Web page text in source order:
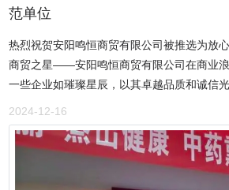
范单位
热烈祝贺安阳鸣恒商贸有限公司被推选为放
商贸之星——安阳鸣恒商贸有限公司在商业
一些企业如璀璨星辰，以其卓越品质和诚信
域熠熠生辉的明星企业，以其出类拔萃的卓
信光辉，傲然挺立于商贸之林，引领行业风
不移的信赖标杆。安阳鸣恒商贸有限公司在
下，始终坚定不移地秉持“创新驱动、品质至
2024-12-16